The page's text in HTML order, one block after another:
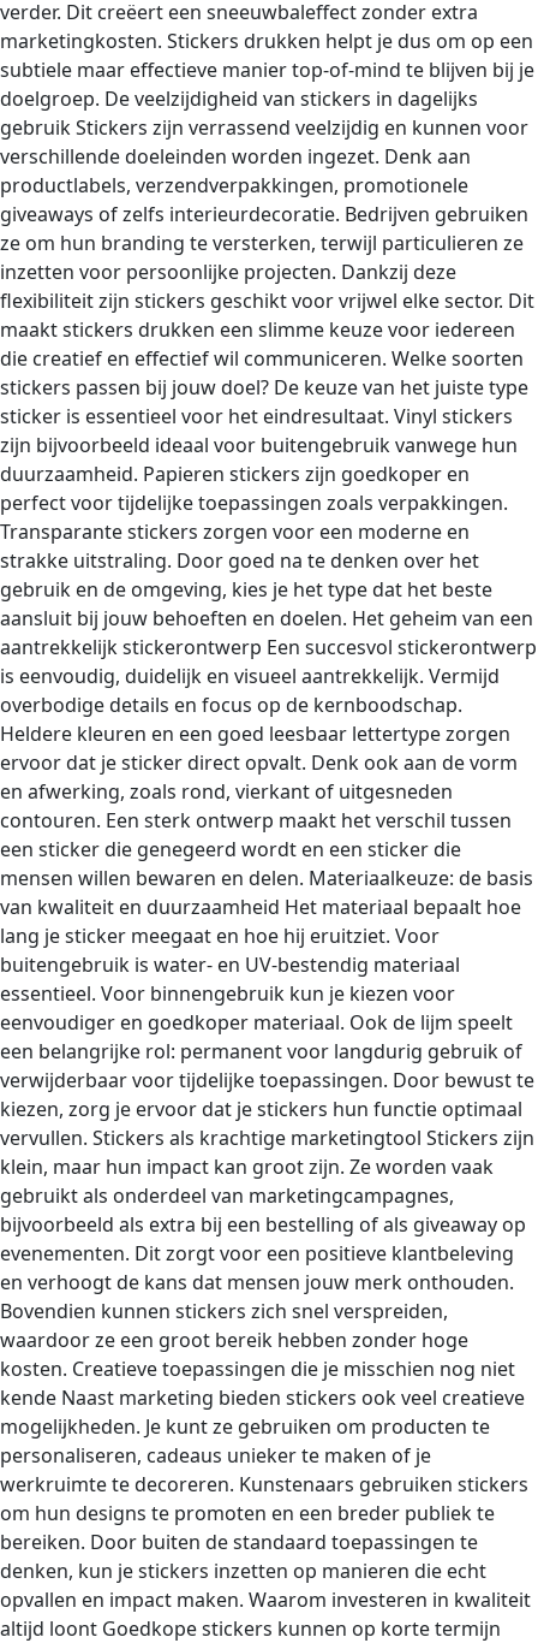
verder. Dit creëert een sneeuwbaleffect zonder extra
marketingkosten. Stickers drukken helpt je dus om op een
subtiele maar effectieve manier top-of-mind te blijven bij je
doelgroep. De veelzijdigheid van stickers in dagelijks
gebruik Stickers zijn verrassend veelzijdig en kunnen voor
verschillende doeleinden worden ingezet. Denk aan
productlabels, verzendverpakkingen, promotionele
giveaways of zelfs interieurdecoratie. Bedrijven gebruiken
ze om hun branding te versterken, terwijl particulieren ze
inzetten voor persoonlijke projecten. Dankzij deze
flexibiliteit zijn stickers geschikt voor vrijwel elke sector. Dit
maakt stickers drukken een slimme keuze voor iedereen
die creatief en effectief wil communiceren. Welke soorten
stickers passen bij jouw doel? De keuze van het juiste type
sticker is essentieel voor het eindresultaat. Vinyl stickers
zijn bijvoorbeeld ideaal voor buitengebruik vanwege hun
duurzaamheid. Papieren stickers zijn goedkoper en
perfect voor tijdelijke toepassingen zoals verpakkingen.
Transparante stickers zorgen voor een moderne en
strakke uitstraling. Door goed na te denken over het
gebruik en de omgeving, kies je het type dat het beste
aansluit bij jouw behoeften en doelen. Het geheim van een
aantrekkelijk stickerontwerp Een succesvol stickerontwerp
is eenvoudig, duidelijk en visueel aantrekkelijk. Vermijd
overbodige details en focus op de kernboodschap.
Heldere kleuren en een goed leesbaar lettertype zorgen
ervoor dat je sticker direct opvalt. Denk ook aan de vorm
en afwerking, zoals rond, vierkant of uitgesneden
contouren. Een sterk ontwerp maakt het verschil tussen
een sticker die genegeerd wordt en een sticker die
mensen willen bewaren en delen. Materiaalkeuze: de basis
van kwaliteit en duurzaamheid Het materiaal bepaalt hoe
lang je sticker meegaat en hoe hij eruitziet. Voor
buitengebruik is water- en UV-bestendig materiaal
essentieel. Voor binnengebruik kun je kiezen voor
eenvoudiger en goedkoper materiaal. Ook de lijm speelt
een belangrijke rol: permanent voor langdurig gebruik of
verwijderbaar voor tijdelijke toepassingen. Door bewust te
kiezen, zorg je ervoor dat je stickers hun functie optimaal
vervullen. Stickers als krachtige marketingtool Stickers zijn
klein, maar hun impact kan groot zijn. Ze worden vaak
gebruikt als onderdeel van marketingcampagnes,
bijvoorbeeld als extra bij een bestelling of als giveaway op
evenementen. Dit zorgt voor een positieve klantbeleving
en verhoogt de kans dat mensen jouw merk onthouden.
Bovendien kunnen stickers zich snel verspreiden,
waardoor ze een groot bereik hebben zonder hoge
kosten. Creatieve toepassingen die je misschien nog niet
kende Naast marketing bieden stickers ook veel creatieve
mogelijkheden. Je kunt ze gebruiken om producten te
personaliseren, cadeaus unieker te maken of je
werkruimte te decoreren. Kunstenaars gebruiken stickers
om hun designs te promoten en een breder publiek te
bereiken. Door buiten de standaard toepassingen te
denken, kun je stickers inzetten op manieren die echt
opvallen en impact maken. Waarom investeren in kwaliteit
altijd loont Goedkope stickers kunnen op korte termijn